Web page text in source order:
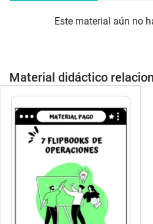
Este material aún no
Material didáctico